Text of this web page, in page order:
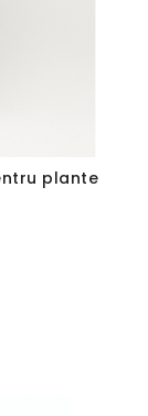
plante